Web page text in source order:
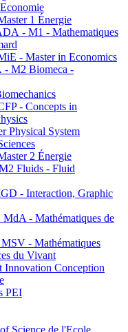
1 Énergie
- M1 - Mathematiques
- Master in Economics
M2 Biomeca -
- Concepts in
Physical System
2 Énergie
Fluids - Fluid
- Interaction, Graphic
- Mathématiques de
- Mathématiques
du Vivant
Innovation Conception
PEI
Science de l'Ecole